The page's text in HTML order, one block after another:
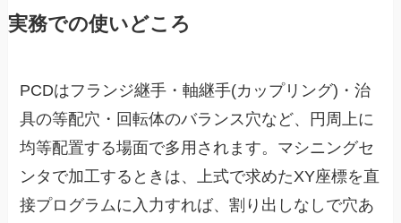
実務での使いどころ
PCDはフランジ継手・軸継手(カップリング)・治
具の等配穴・回転体のバランス穴など、円周上に
均等配置する場面で多用されます。マシニングセ
ンタで加工するときは、上式で求めたXY座標を直
接プログラムに入力すれば、割り出しなしで穴あ